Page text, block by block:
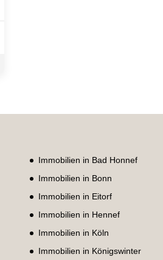
Immobilien in Bad Honnef
Immobilien in Bonn
Immobilien in Eitorf
Immobilien in Hennef
Immobilien in Köln
Immobilien in Königswinter